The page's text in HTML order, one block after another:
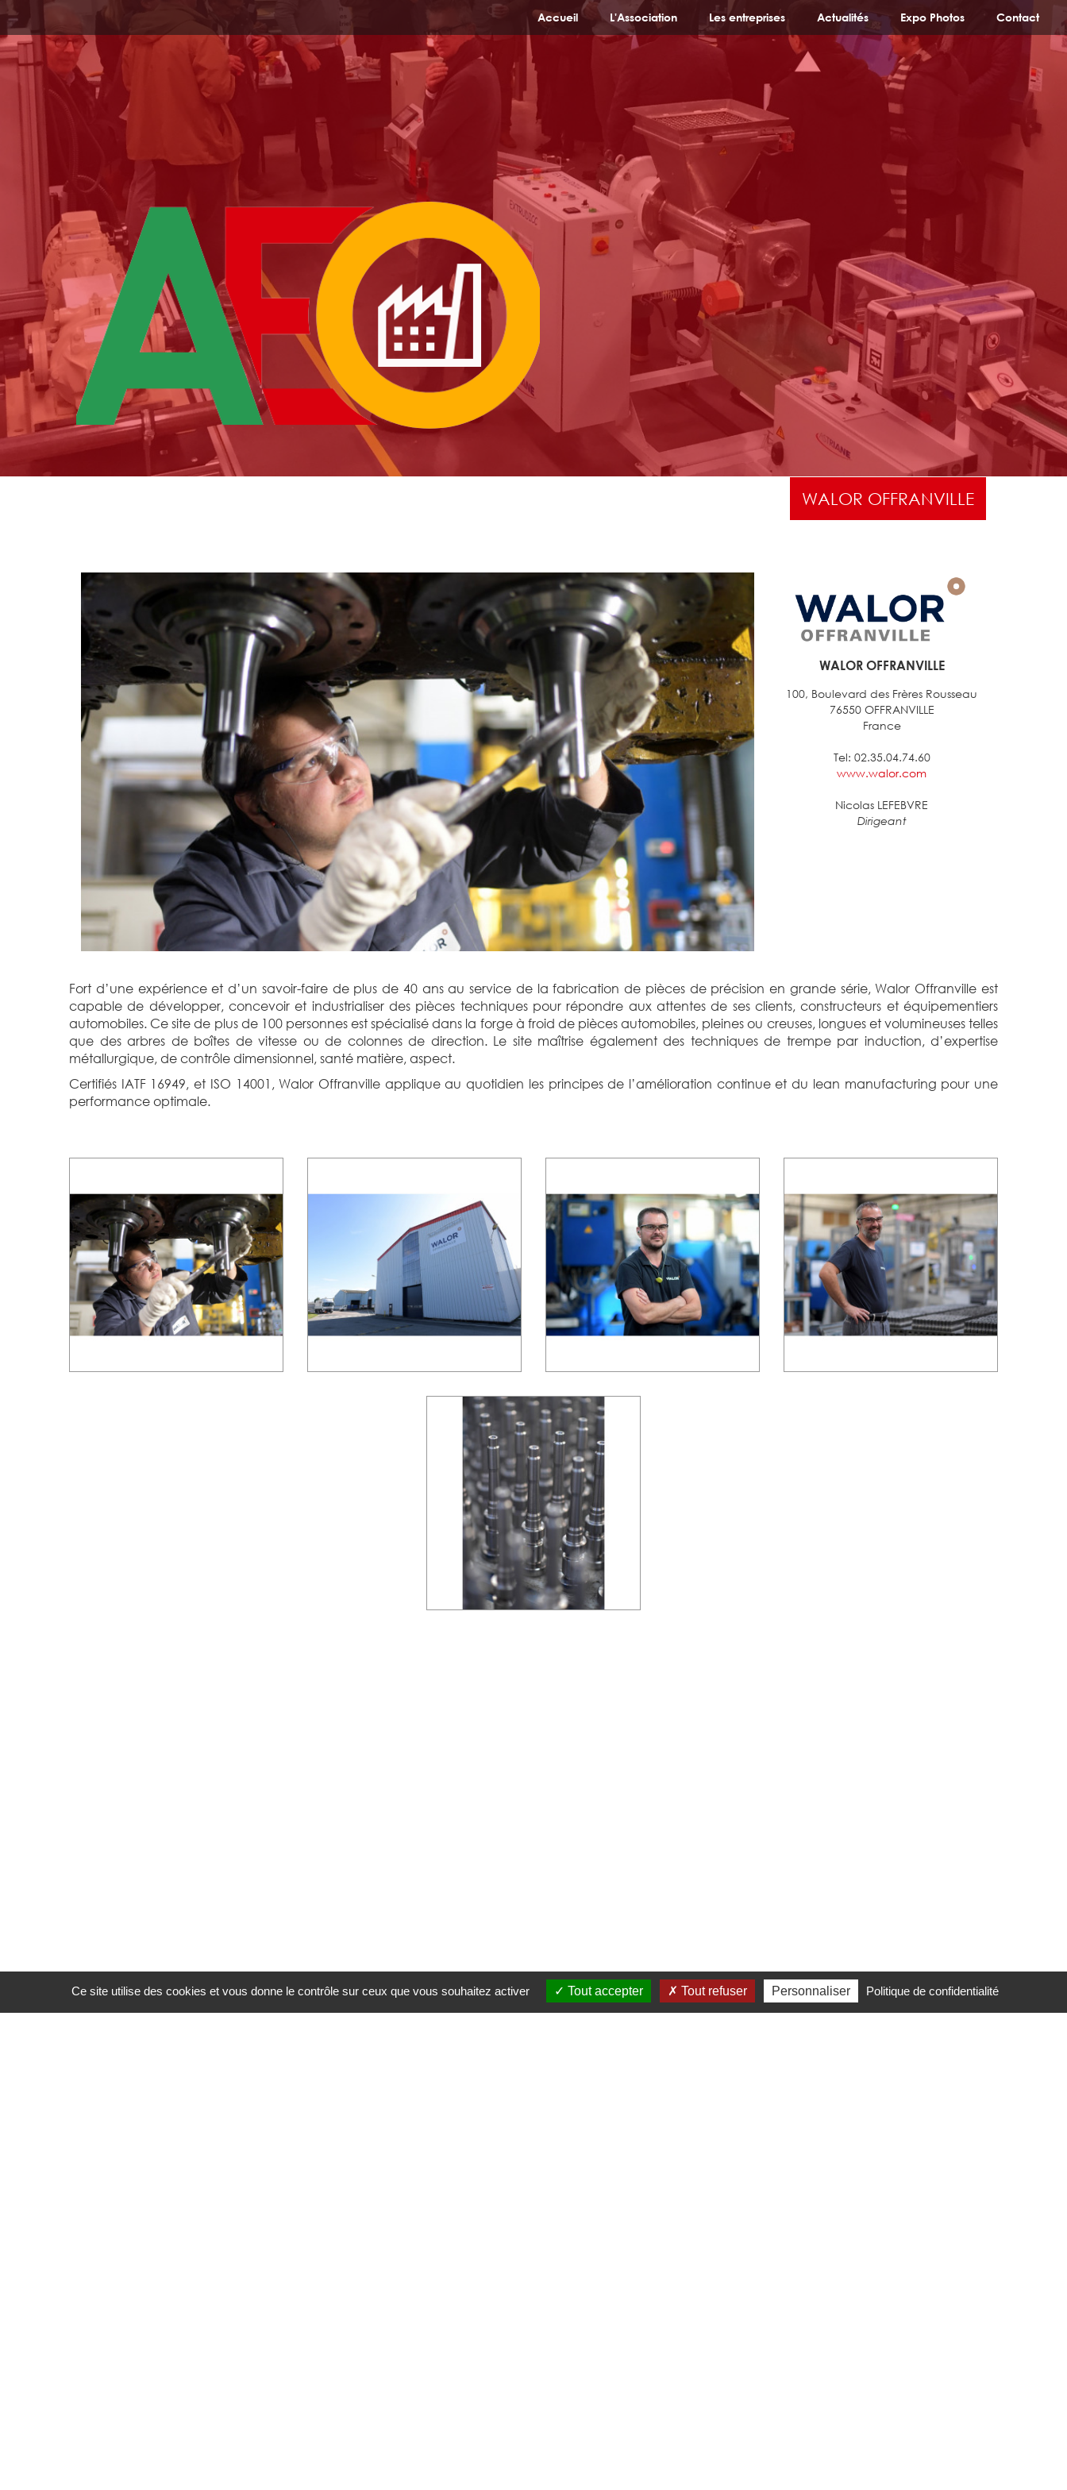
Accueil L'Association Les entreprises Actualités Expo Photos Contact
WALOR OFFRANVILLE
WALOR OFFRANVILLE
100, Boulevard des Frères Rousseau
76550 OFFRANVILLE
France
Tel: 02.35.04.74.60
www.walor.com
Nicolas LEFEBVRE
Dirigeant
Fort d’une expérience et d’un savoir-faire de plus de 40 ans au service de la fabrication de pièces de précision en grande série, Walor Offranville est
capable de développer, concevoir et industrialiser des pièces techniques pour répondre aux attentes de ses clients, constructeurs et équipementiers
automobiles. Ce site de plus de 100 personnes est spécialisé dans la forge à froid de pièces automobiles, pleines ou creuses, longues et volumineuses telles
que des arbres de boîtes de vitesse ou de colonnes de direction. Le site maîtrise également des techniques de trempe par induction, d’expertise
métallurgique, de contrôle dimensionnel, santé matière, aspect.
Certifiés IATF 16949, et ISO 14001, Walor Offranville applique au quotidien les principes de l’amélioration continue et du lean manufacturing pour une
performance optimale.
Panneau de gestion des cookies
Ce site utilise des cookies et vous donne le contrôle sur ceux que vous souhaitez activer Tout accepter Tout refuser Personnaliser Politique de confidentialité